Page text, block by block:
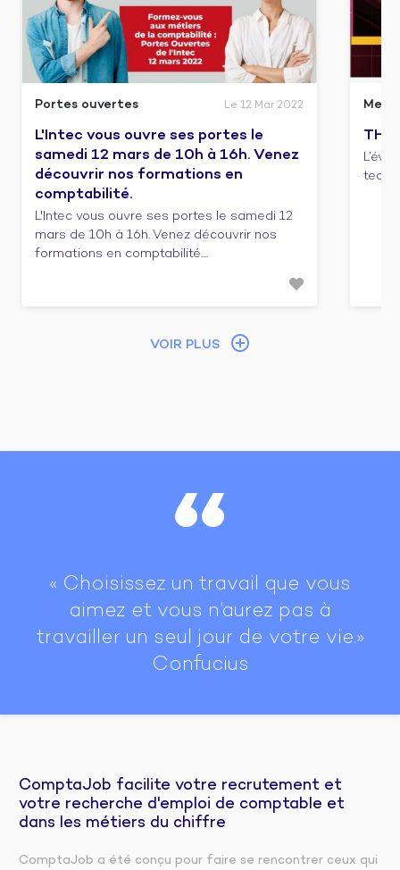
Portes ouvertes Le 12 Mar 2022
L'Intec vous ouvre ses portes le
samedi 12 mars de 10h à 16h. Venez
découvrir nos formations en
comptabilité.
L'Intec vous ouvre ses portes le samedi 12
mars de 10h à 16h. Venez découvrir nos
formations en comptabilité....
tech
VOIR PLUS
“
« Choisissez un travail que vous
aimez et vous n’aurez pas à
travailler un seul jour de votre vie.»
Confucius
ComptaJob facilite votre recrutement et
votre recherche d'emploi de comptable et
dans les métiers du chiffre
ComptaJob a été conçu pour faire se rencontrer ceux qui